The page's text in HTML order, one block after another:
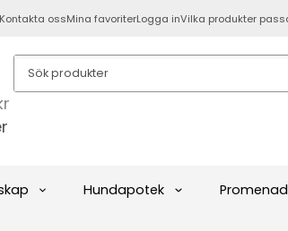
ossMina favoriterLogga inVilka produkter
Hundapotek